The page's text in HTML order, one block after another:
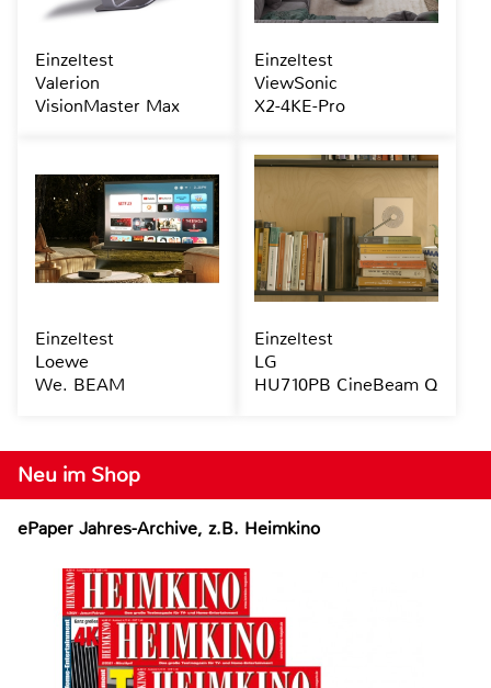
Neu im Shop
ePaper Jahres-Archive, z.B. Heimkino
Einzeltest
Valerion
VisionMaster Max
Einzeltest
ViewSonic
X2-4KE-Pro
Einzeltest
Loewe
We. BEAM
Einzeltest
LG
HU710PB CineBeam Q